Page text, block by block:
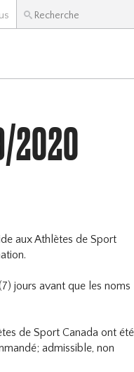
2020
aux Athlètes de Sport
jours avant que les noms
de Sport Canada ont été
admissible, non